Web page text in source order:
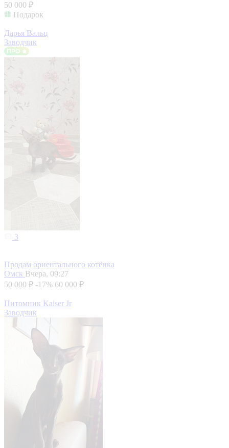
50 000 ₽
Подарок
Дарья Вальц
Заводчик
3
Продам ориентального котёнка
Омск Вчера, 09:27
50 000 ₽ -17% 60 000 ₽
Питомник Kaiser Jr
Заводчик